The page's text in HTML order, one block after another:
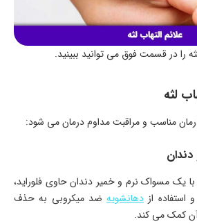
لثه
مناسب و مراقبت مداوم درمان می شود:
یک مسواک نرم و خمیر دندان حاوی فلوراید،
استفاده از دهانشویهضد میکروبی به حذف
کمک می کند.